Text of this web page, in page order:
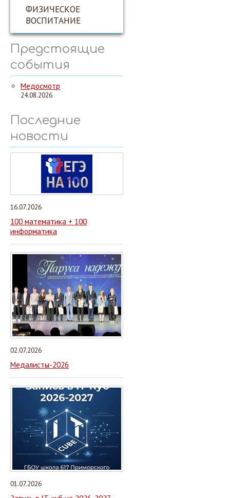
ФИЗИЧЕСКОЕ
ВОСПИТАНИЕ
Предстоящие
события
Медосмотр
24.08.2026
Последние
новости
16.07.2026
100 математика + 100
информатика
02.07.2026
Медалисты-2026
01.07.2026